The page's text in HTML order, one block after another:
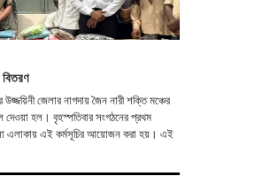
বিতরণ
জেলার নাগদায় জৈন নারী শক্তি মঞ্চের
দেওয়া হল। বৃহস্পতিবার সংগঠনের প্রথম
এলাকায় এই কর্মসূচির আয়োজন করা হয়। এই